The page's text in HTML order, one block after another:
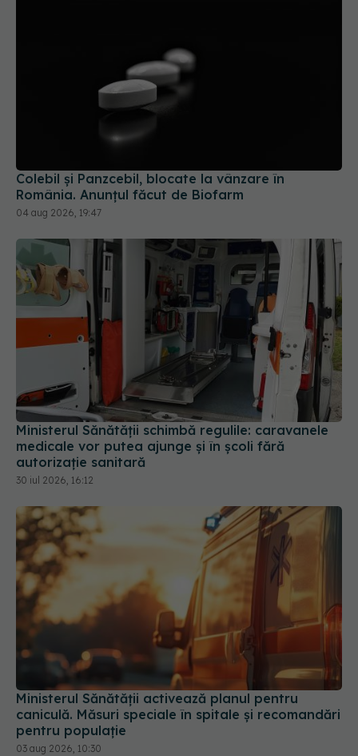
România. Anunțul făcut de Biofarm
Ministerul Sănătății schimbă regulile: caravanele
medicale vor putea ajunge și în școli fără
autorizație sanitară
30 iul 2026, 16:12
Ministerul Sănătății activează planul pentru
caniculă. Măsuri speciale în spitale și recomandări
pentru populație
03 aug 2026, 10:30